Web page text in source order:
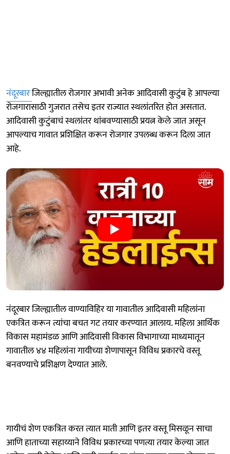
नंदूरबारजिल्ह्यातील रोजगार अभावी अनेक आदिवासी कुटुंब हे आपल्या
रोजगारासाठी गुजरात तसेच इतर राज्यात स्थलांतरित होत असतात.
आदिवासी कुटुंबाचं स्थलांतर थांबवण्यासाठी प्रयत्न केले जात असून
आपल्याच गावात प्रशिक्षित करून रोजगार उपलब्ध करून दिला जात
आहे.
नंदूरबार जिल्ह्यातील वाण्याविहिर या गावातील आदिवासी महिलांना
एकत्रित करून त्यांचा बचत गट तयार करण्यात आलाय. महिला आर्थिक
विकास महामंडळ आणि आदिवासी विकास विभागाच्या माध्यमातून
गावातील ४४ महिलांना गायीच्या शेणापासून विविध प्रकारचे वस्तू
बनवण्याचे प्रशिक्षण देण्यात आले.
गायीचं शेण एकत्रित करत त्यात माती आणि इतर वस्तू मिसळून साचा
आणि हाताच्या सहाय्याने विविध प्रकारच्या पणत्या तयार केल्या जात